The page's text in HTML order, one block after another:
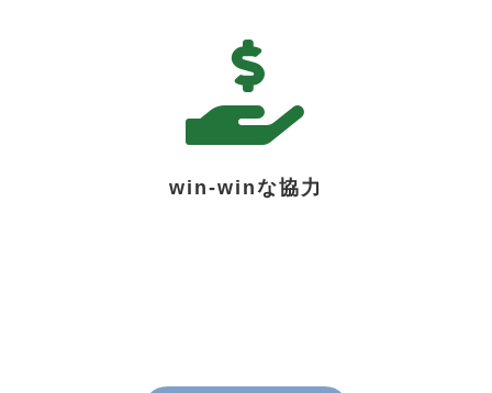

win-winな協力